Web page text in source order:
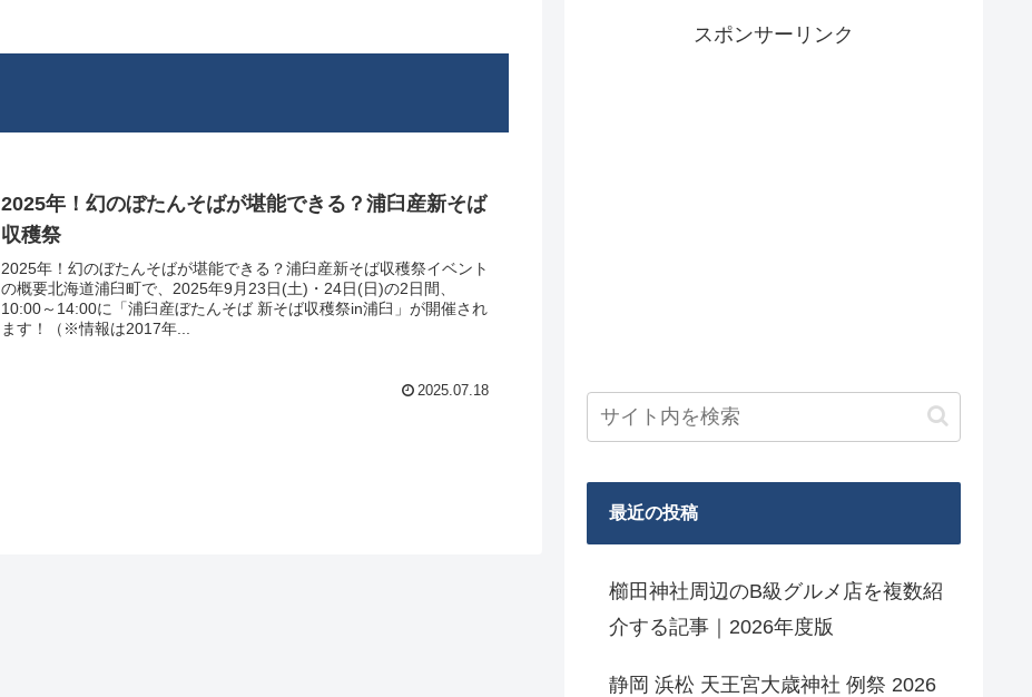
2025年！幻のぼたんそばが堪能できる？浦臼産新そば
収穫祭
2025年！幻のぼたんそばが堪能できる？浦臼産新そば収穫祭イベント
の概要北海道浦臼町で、2025年9月23日(土)・24日(日)の2日間、
10:00～14:00に「浦臼産ぼたんそば 新そば収穫祭in浦臼」が開催され
ます！（※情報は2017年...
2025.07.18
スポンサーリンク
最近の投稿
櫛田神社周辺のB級グルメ店を複数紹
介する記事｜2026年度版
静岡 浜松 天王宮大歳神社 例祭 2026